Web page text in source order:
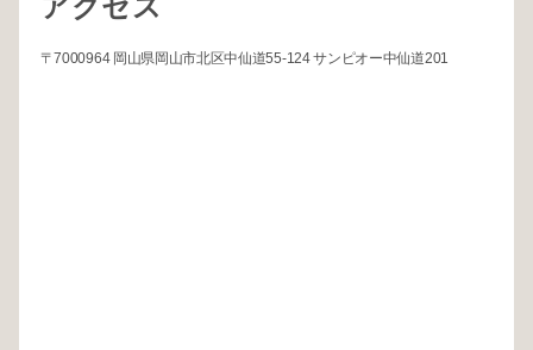
〒7000964 岡山県岡山市北区中仙道55-124 サンピオー中仙道201